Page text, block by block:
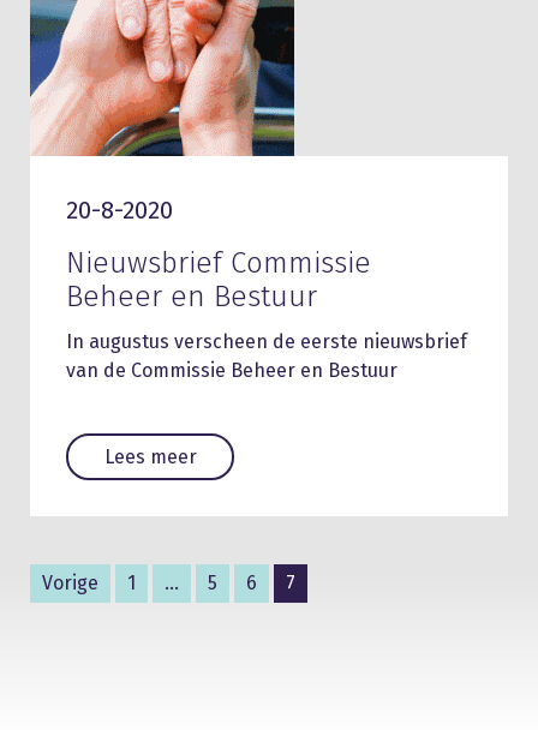
20-8-2020
Nieuwsbrief Commissie
Beheer en Bestuur
In augustus verscheen de eerste nieuwsbrief
van de Commissie Beheer en Bestuur
Lees meer
Vorige 1 … 5 6 7